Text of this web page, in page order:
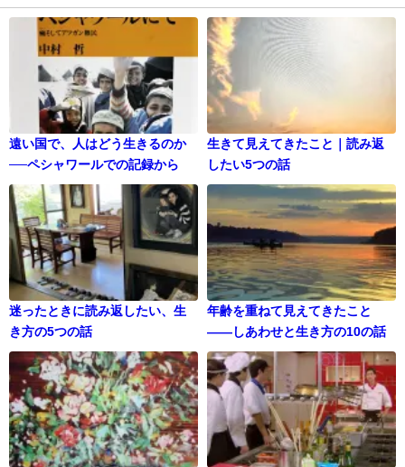
遠い国で、人はどう生きるのか
──ペシャワールでの記録から
生きて見えてきたこと｜読み返
したい5つの話
迷ったときに読み返したい、生
き方の5つの話
年齢を重ねて見えてきたこと
——しあわせと生き方の10の話